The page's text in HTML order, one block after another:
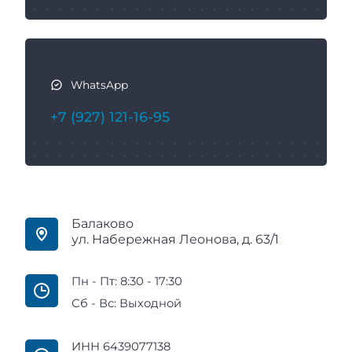
WhatsApp
+7 (927) 121-16-95
Балаково
ул. Набережная Леонова, д. 63/1
Пн - Пт: 8:30 - 17:30
Сб - Вс: Выходной
ИНН 6439077138